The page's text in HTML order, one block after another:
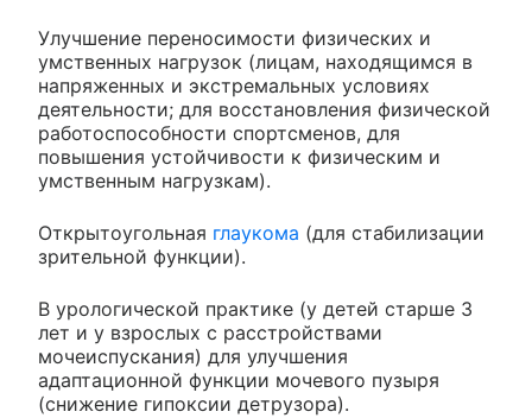
Улучшение переносимости физических и
умственных нагрузок (лицам, находящимся в
напряженных и экстремальных условиях
деятельности; для восстановления физической
работоспособности спортсменов, для
повышения устойчивости к физическим и
умственным нагрузкам).
Открытоугольная глаукома (для стабилизации
зрительной функции).
В урологической практике (у детей старше 3
лет и у взрослых с расстройствами
мочеиспускания) для улучшения
адаптационной функции мочевого пузыря
(снижение гипоксии детрузора).